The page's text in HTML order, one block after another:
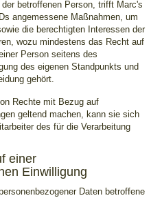
betroffenen Person, trifft Marc's
angemessene Maßnahmen, um
die berechtigten Interessen der
wozu mindestens das Recht auf
Person seitens des
des eigenen Standpunkts und
gehört.
Rechte mit Bezug auf
geltend machen, kann sie sich
des für die Verarbeitung
einer
Einwilligung
Daten betroffene